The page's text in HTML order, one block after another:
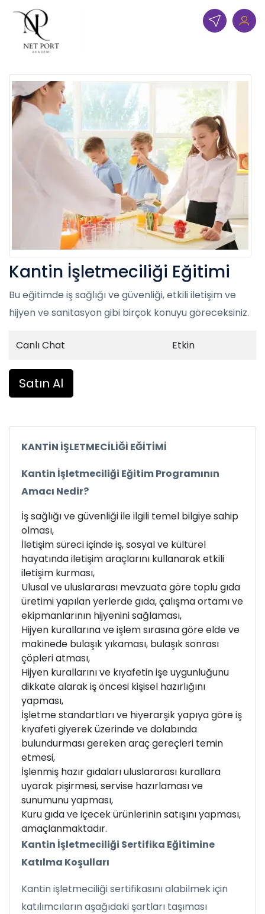
Kantin İşletmeciliği Eğitimi
Bu eğitimde iş sağlığı ve güvenliği, etkili iletişim ve
hijyen ve sanitasyon gibi birçok konuyu göreceksiniz.
Canlı Chat Etkin
Satın Al
KANTİN İŞLETMECİLİĞİ EĞİTİMİ
Kantin İşletmeciliği Eğitim Programının
Amacı Nedir?
İş sağlığı ve güvenliği ile ilgili temel bilgiye sahip
olması,
İletişim süreci içinde iş, sosyal ve kültürel
hayatında iletişim araçlarını kullanarak etkili
iletişim kurması,
Ulusal ve uluslararası mevzuata göre toplu gıda
üretimi yapılan yerlerde gıda, çalışma ortamı ve
ekipmanlarının hijyenini sağlaması,
Hijyen kurallarına ve işlem sırasına göre elde ve
makinede bulaşık yıkaması, bulaşık sonrası
çöpleri atması,
Hijyen kurallarını ve kıyafetin işe uygunluğunu
dikkate alarak iş öncesi kişisel hazırlığını
yapması,
İşletme standartları ve hiyerarşik yapıya göre iş
kıyafeti giyerek üzerinde ve dolabında
bulundurması gereken araç gereçleri temin
etmesi,
İşlenmiş hazır gıdaları uluslararası kurallara
uyarak pişirmesi, servise hazırlaması ve
sunumunu yapması,
Kuru gıda ve içecek ürünlerinin satışını yapması,
amaçlanmaktadır.
Kantin İşletmeciliği Sertifika Eğitimine
Katılma Koşulları
Kantin işletmeciliği sertifikasını alabilmek için
katılımcıların aşağıdaki şartları taşıması